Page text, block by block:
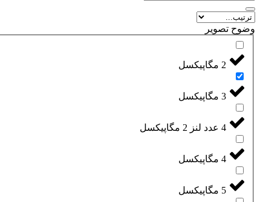
وضوح تصویر
2 مگاپیکسل
3 مگاپیکسل
4 عدد لنز 2 مگاپیکسل
4 مگاپیکسل
5 مگاپیکسل